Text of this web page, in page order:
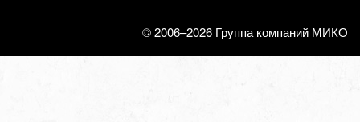
© 2006–2026 Группа компаний МИКО